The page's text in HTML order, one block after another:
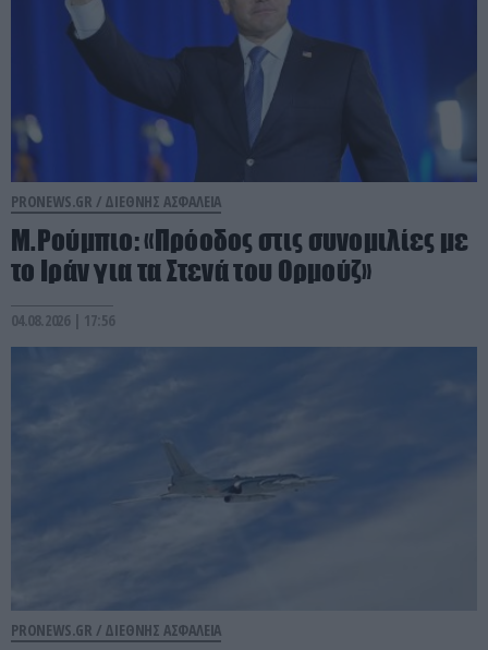
PRONEWS.GR / ΔΙΕΘΝΗΣ ΑΣΦΑΛΕΙΑ
Μ.Ρούμπιο: «Πρόοδος στις συνομιλίες με
το Ιράν για τα Στενά του Ορμούζ»
04.08.2026 | 17:56
PRONEWS.GR / ΔΙΕΘΝΗΣ ΑΣΦΑΛΕΙΑ